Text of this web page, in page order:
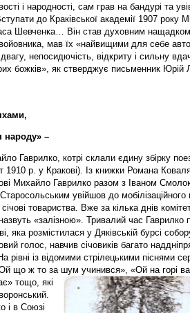
і народності, сам грав на бандурі та
до Краківської академії 1907 року
Шевченка… Він став духовним
мав їх «найвищими для себе
непосидючість, відкриту і сильну
божків», як стверджує письменник Юрій
народу» –
Гаврилко, котрі склали єдину збірку
1910 р. у Кракові). Із книжки Романа
Михайло Гаврилко разом з Іваном
увійшов до мобілізаційного
товариства. Вже за кілька днів
«залізною». Тривалий час Гаврилко
яка розмістилася у Дяківській бурсі
голос, навчив січовиків багато
рівні із відомими стрілецькими піснями
що ж то за шум учинився», «Ой на горі
тощо, які
і в Союзі